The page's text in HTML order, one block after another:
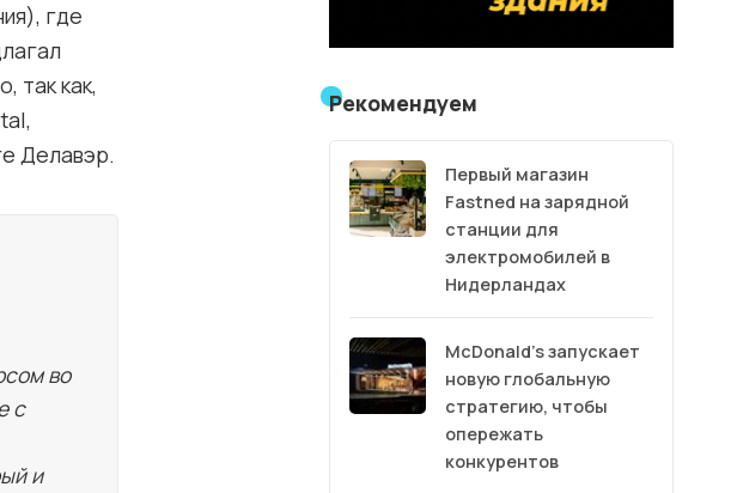
где
так как,
Делавэр.
во
с
и
Рекомендуем
Первый магазин
Fastned на зарядной
станции для
электромобилей в
Нидерландах
McDonald’s запускает
новую глобальную
стратегию, чтобы
опережать
конкурентов